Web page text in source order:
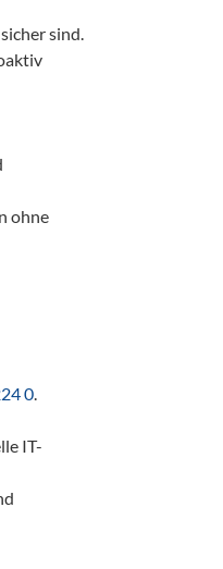
sind.
ohne
0.
IT-